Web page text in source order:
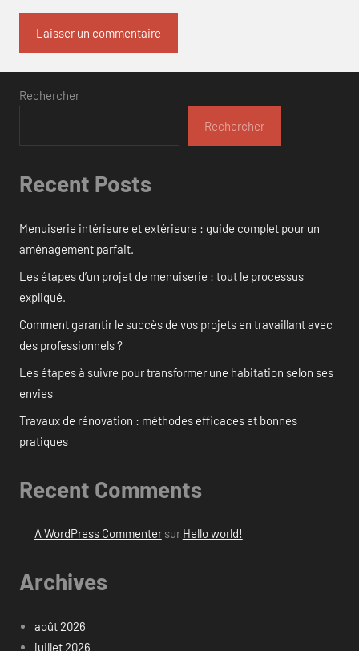
Rechercher
Rechercher
Recent Posts
Menuiserie intérieure et extérieure : guide complet pour un
aménagement parfait.
Les étapes d’un projet de menuiserie : tout le processus
expliqué.
Comment garantir le succès de vos projets en travaillant avec
des professionnels ?
Les étapes à suivre pour transformer une habitation selon ses
envies
Travaux de rénovation : méthodes efficaces et bonnes
pratiques
Recent Comments
A WordPress Commentersur Hello world!
Archives
août 2026
juillet 2026